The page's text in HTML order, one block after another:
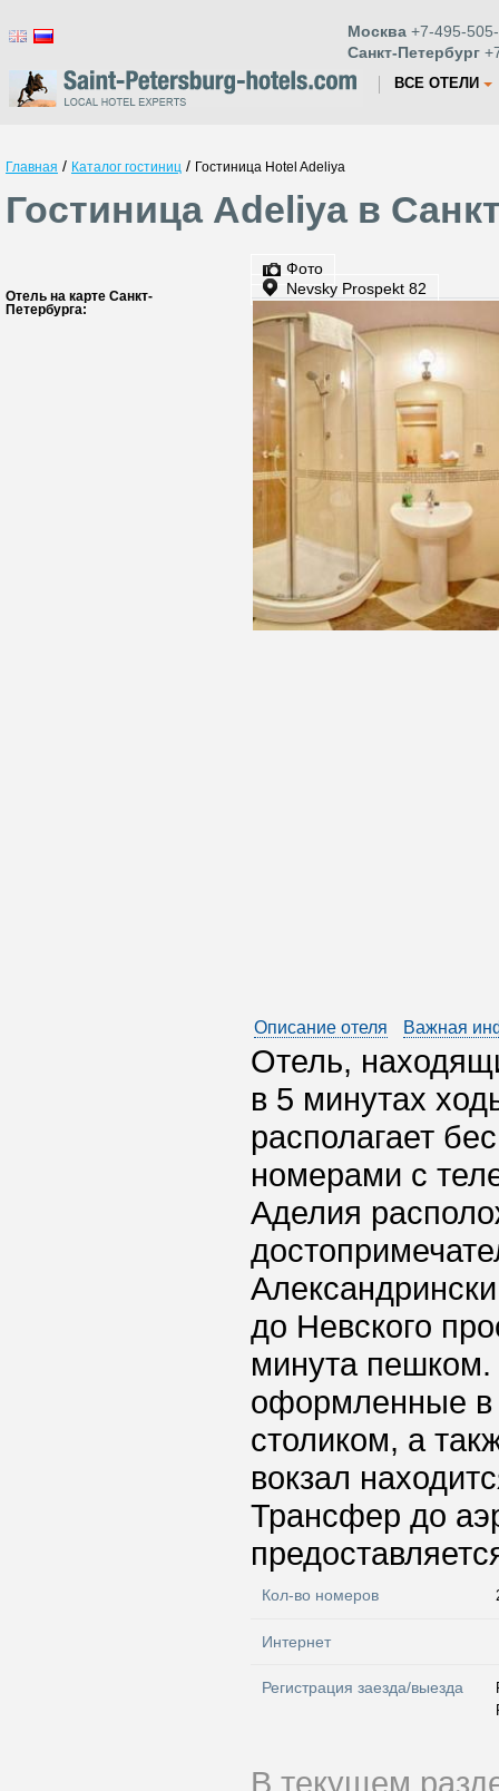
Москва +7-495-
Санкт-Петербург
ВСЕ ОТЕЛИ
Главная / Каталог гостиниц / Гостиница Hotel Adeliya
Гостиница Adeliya в
Отель на карте Санкт-
Петербурга:
Фото
Nevsky Prospekt 82
Описание отеля Важная
Отель,
в 5 минутах
располагает
номерами с
Аделия
до Невского
минута пешком.
оформленные в
столиком, а
вокзал
Трансфер до
Кол-во номеров
Интернет
Регистрация заезда/выезда
В текущем